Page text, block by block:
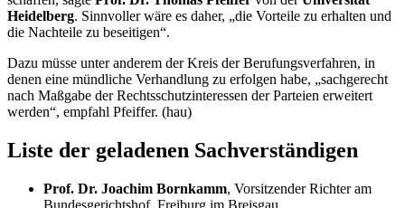
Heidelberg. Sinnvoller wäre es daher, „die Vorteile zu erhalten und
die Nachteile zu beseitigen“.
Dazu müsse unter anderem der Kreis der Berufungsverfahren, in
denen eine mündliche Verhandlung zu erfolgen habe, „sachgerecht
nach Maßgabe der Rechtsschutzinteressen der Parteien erweitert
werden“, empfahl Pfeiffer. (hau)
Liste der geladenen Sachverständigen
Prof. Dr. Joachim Bornkamm, Vorsitzender Richter am
Bundesgerichtshof, Freiburg im Breisgau